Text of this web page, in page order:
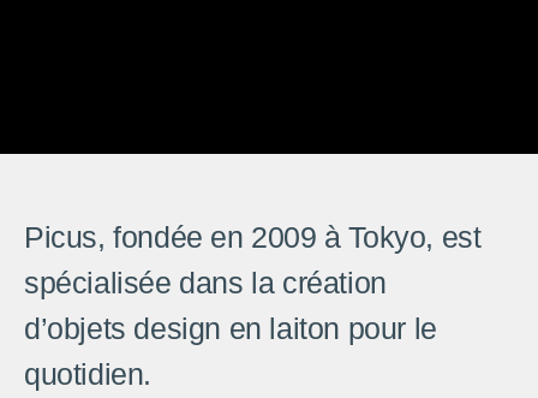
Picus, fondée en 2009 à Tokyo, est
spécialisée dans la création
d’objets design en laiton pour le
quotidien.